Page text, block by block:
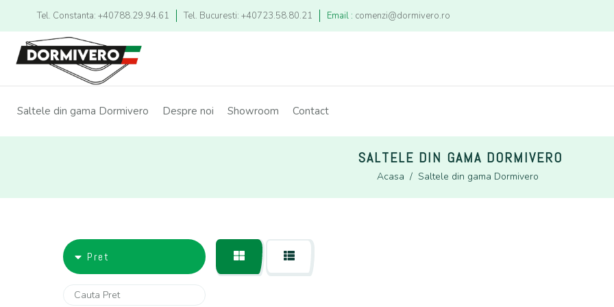
Tel. Constanta: +40788.29.94.61 Tel. Bucuresti: +40723.58.80.21 Email : comenzi@dormivero.ro
Saltele din gama Dormivero Despre noi Showroom Contact
SALTELE DIN GAMA DORMIVERO
Acasa / Saltele din gama Dormivero
Pret